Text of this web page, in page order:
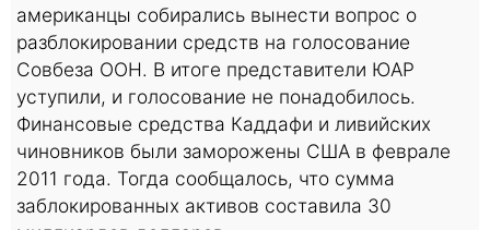
американцы собирались вынести вопрос о
разблокировании средств на голосование
Совбеза ООН. В итоге представители ЮАР
уступили, и голосование не понадобилось.
Финансовые средства Каддафи и ливийских
чиновников были заморожены США в феврале
2011 года. Тогда сообщалось, что сумма
заблокированных активов составила 30